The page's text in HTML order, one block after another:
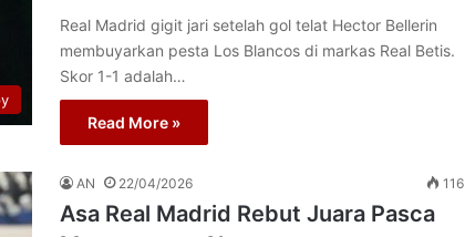
Real Madrid gigit jari setelah gol telat Hector Bellerin
membuyarkan pesta Los Blancos di markas Real Betis.
Skor 1-1 adalah…
Read More »
AN 22/04/2026 116
Asa Real Madrid Rebut Juara Pasca